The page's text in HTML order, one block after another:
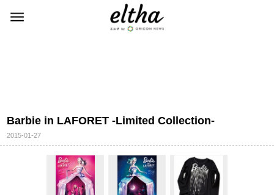
Barbie in LAFORET -Limited Collection-
2015-01-27